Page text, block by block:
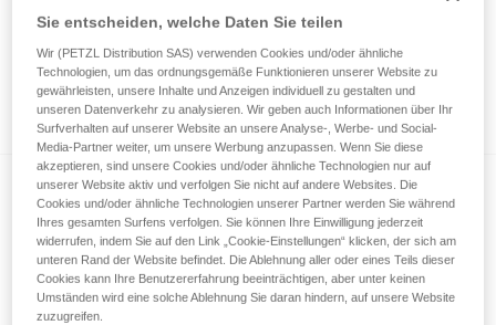
NEW
ASAP®
Kompaktes am Seil mitlaufendes
Auffanggerät
NEW
ASAP ®LOCK
Vor Herabfallen geschütztes, am Seil
mitlaufendes Auffanggerät mit LOCK-
Funktion
Sie entscheiden, welche Daten Sie teilen
Wir (PETZL Distribution SAS) verwenden Cookies und/oder ähnliche
Technologien, um das ordnungsgemäße Funktionieren unserer Website zu
gewährleisten, unsere Inhalte und Anzeigen individuell zu gestalten und
unseren Datenverkehr zu analysieren. Wir geben auch Informationen über Ihr
Surfverhalten auf unserer Website an unsere Analyse-, Werbe- und Social-
Media-Partner weiter, um unsere Werbung anzupassen. Wenn Sie diese
akzeptieren, sind unsere Cookies und/oder ähnliche Technologien nur auf
unserer Website aktiv und verfolgen Sie nicht auf andere Websites. Die
Cookies und/oder ähnliche Technologien unserer Partner werden Sie während
Ihres gesamten Surfens verfolgen. Sie können Ihre Einwilligung jederzeit
widerrufen, indem Sie auf den Link „Cookie-Einstellungen“ klicken, der sich am
unteren Rand der Website befindet. Die Ablehnung aller oder eines Teils dieser
Cookies kann Ihre Benutzererfahrung beeinträchtigen, aber unter keinen
Umständen wird eine solche Ablehnung Sie daran hindern, auf unsere Website
zuzugreifen.